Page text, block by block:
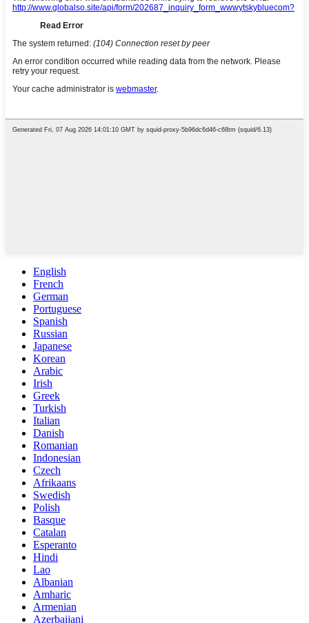
English
French
German
Portuguese
Spanish
Russian
Japanese
Korean
Arabic
Irish
Greek
Turkish
Italian
Danish
Romanian
Indonesian
Czech
Afrikaans
Swedish
Polish
Basque
Catalan
Esperanto
Hindi
Lao
Albanian
Amharic
Armenian
Azerbaijani